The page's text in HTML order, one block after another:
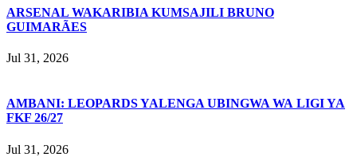
ARSENAL WAKARIBIA KUMSAJILI BRUNO
GUIMARÃES
Jul 31, 2026
AMBANI: LEOPARDS YALENGA UBINGWA WA LIGI YA
FKF 26/27
Jul 31, 2026